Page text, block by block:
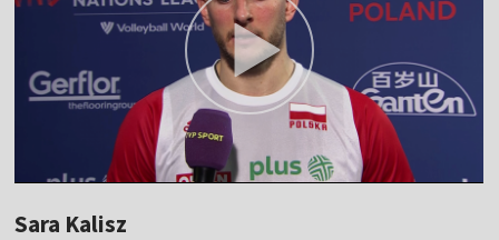
Sara Kalisz